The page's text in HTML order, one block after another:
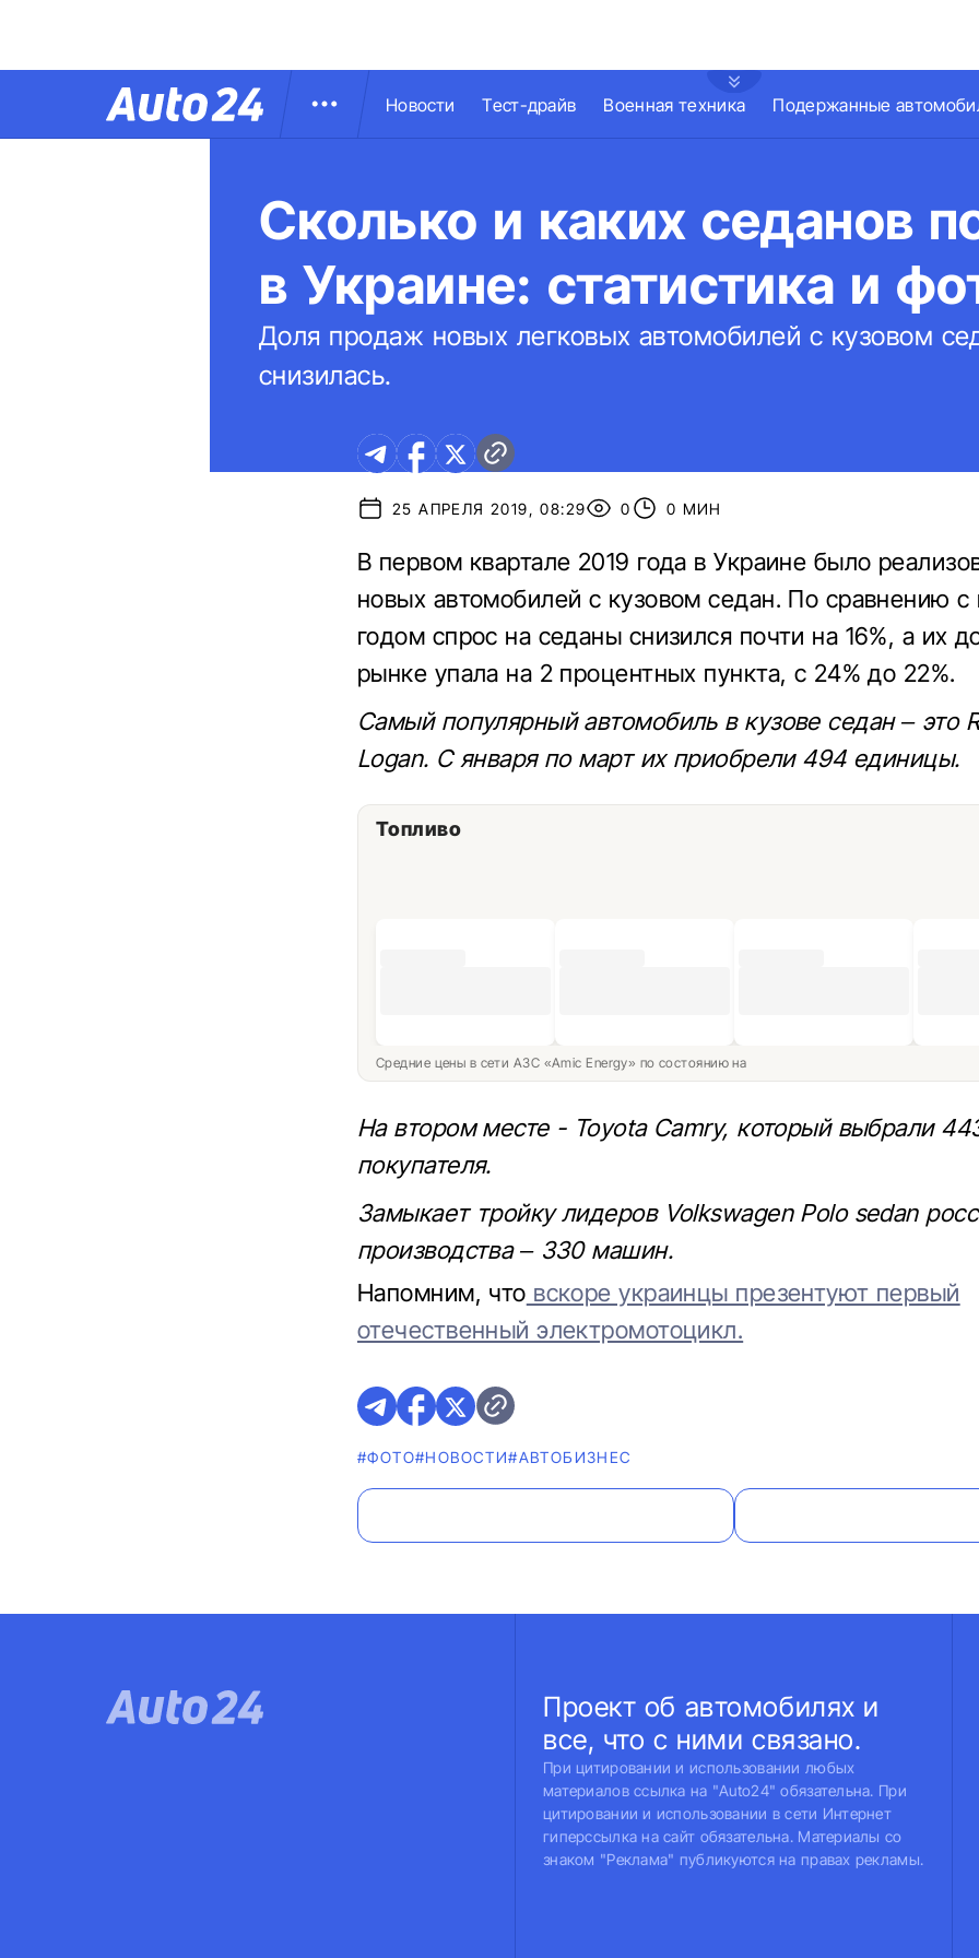
Новости Тест-драйв Военная техника Подержанные
Сколько и каких седанов
в Украине: статистика и
Доля продаж новых легковых автомобилей с кузовом
снизилась.
25 АПРЕЛЯ 2019, 08:29 0 0 МИН
В первом квартале 2019 года в Украине было
новых автомобилей с кузовом седан. По сравнению
годом спрос на седаны снизился почти на 16%, а их
рынке упала на 2 процентных пункта, с 24% до 22%.
Самый популярный автомобиль в кузове седан – это
Logan. С января по март их приобрели 494 единицы.
Топливо
Средние цены в сети АЗС «Amic Energy» по состоянию на
На втором месте - Toyota Camry, который выбрали
покупателя.
Замыкает тройку лидеров Volkswagen Polo sedan
производства – 330 машин.
Напомним, что вскоре украинцы презентуют первый
отечественный электромотоцикл.
#ФОТО#НОВОСТИ#AВТОБИЗНЕС
Проект об автомобилях и
все, что с ними связано.
При цитировании и использовании любых
материалов ссылка на "Auto24" обязательна. При
цитировании и использовании в сети Интернет
гиперссылка на сайт обязательна. Материалы со
знаком "Реклама" публикуются на правах рекламы.